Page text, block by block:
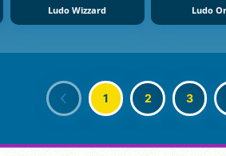
Ludo Wizzard Ludo
1 2 3